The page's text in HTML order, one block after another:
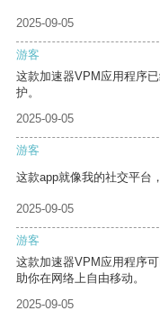
2025-09-05
游客
这款加速器VPM应用程序
护。
2025-09-05
游客
这款app就像我的社交平台
2025-09-05
游客
这款加速器VPM应用程序
助你在网络上自由移动。
2025-09-05